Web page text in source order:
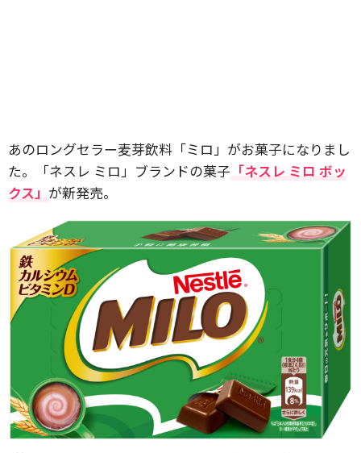
あのロングセラー麦芽飲料「ミロ」がお菓子になりまし
た。「ネスレ ミロ」ブランドの菓子 「ネスレ ミロ ボッ
クス」 が新発売。